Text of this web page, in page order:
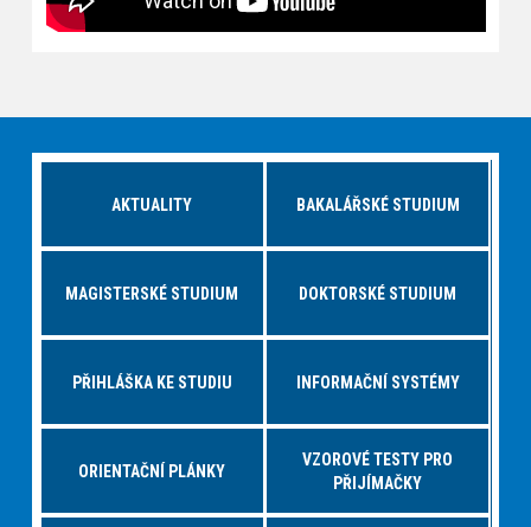
AKTUALITY BAKALÁŘSKÉ STUDIUM
MAGISTERSKÉ STUDIUM DOKTORSKÉ STUDIUM
PŘIHLÁŠKA KE STUDIU INFORMAČNÍ SYSTÉMY
ORIENTAČNÍ PLÁNKY
VZOROVÉ TESTY PRO
PŘIJÍMAČKY